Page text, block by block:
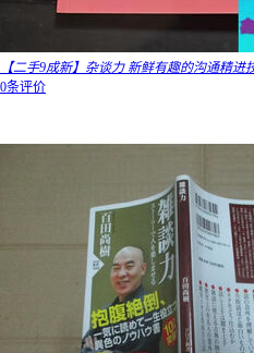
【二手9成新】杂谈力 新鲜有趣的沟通精进
0条评价